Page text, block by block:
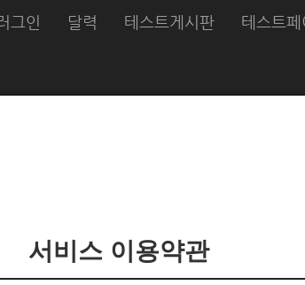
그인 달력 테스트게시판 테스트페
서비스 이용약관